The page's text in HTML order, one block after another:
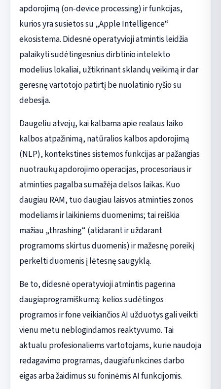
apdorojimą (on-device processing) ir funkcijas,
kurios yra susietos su „Apple Intelligence“
ekosistema. Didesnė operatyvioji atmintis leidžia
palaikyti sudėtingesnius dirbtinio intelekto
modelius lokaliai, užtikrinant sklandų veikimą ir dar
geresnę vartotojo patirtį be nuolatinio ryšio su
debesija.
Daugeliu atvejų, kai kalbama apie realaus laiko
kalbos atpažinimą, natūralios kalbos apdorojimą
(NLP), kontekstines sistemos funkcijas ar pažangias
nuotraukų apdorojimo operacijas, procesoriaus ir
atminties pagalba sumažėja delsos laikas. Kuo
daugiau RAM, tuo daugiau laisvos atminties zonos
modeliams ir laikiniems duomenims; tai reiškia
mažiau „thrashing“ (atidarant ir uždarant
programoms skirtus duomenis) ir mažesnę poreikį
perkelti duomenis į lėtesnę saugyklą.
Be to, didesnė operatyvioji atmintis pagerina
daugiaprogramiškumą: kelios sudėtingos
programos ir fone veikiančios AI užduotys gali veikti
vienu metu neblogindamos reaktyvumo. Tai
aktualu profesionaliems vartotojams, kurie naudoja
redagavimo programas, daugiafunkcines darbo
eigas arba žaidimus su foninėmis AI funkcijomis.